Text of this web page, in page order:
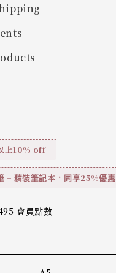
上10% off
+ 精裝筆記本，同享25%優惠
會員點數